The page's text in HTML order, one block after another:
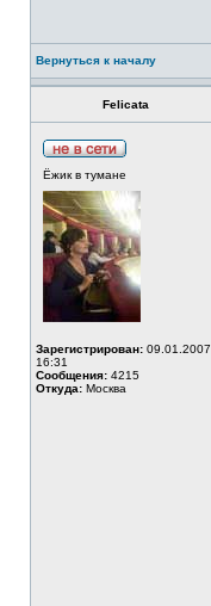
Вернуться к началу
Felicata
Ёжик в тумане
Зарегистрирован: 09.01.2007
16:31
Сообщения: 4215
Откуда: Москва